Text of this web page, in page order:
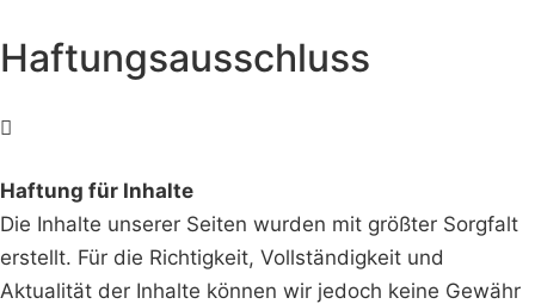
Haftungsausschluss
Haftung für Inhalte
Die Inhalte unserer Seiten wurden mit größter Sorgfalt
erstellt. Für die Richtigkeit, Vollständigkeit und
Aktualität der Inhalte können wir jedoch keine Gewähr